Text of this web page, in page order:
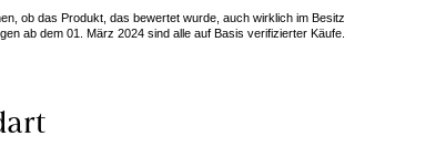
ob das Produkt, das bewertet wurde, auch wirklich im Besitz
ab dem 01. März 2024 sind alle auf Basis verifizierter Käufe.